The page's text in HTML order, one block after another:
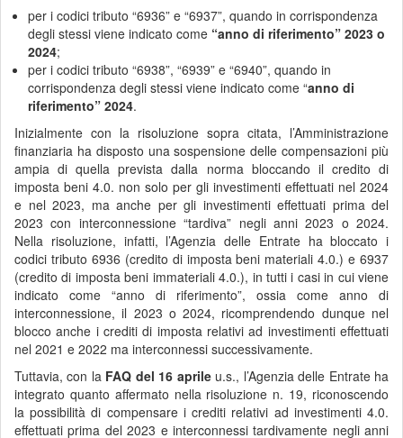
per i codici tributo “6936” e “6937”, quando in corrispondenza
degli stessi viene indicato come “anno di riferimento” 2023 o
2024;
per i codici tributo “6938”, “6939” e “6940”, quando in
corrispondenza degli stessi viene indicato come “anno di
riferimento” 2024.
Inizialmente con la risoluzione sopra citata, l’Amministrazione
finanziaria ha disposto una sospensione delle compensazioni più
ampia di quella prevista dalla norma bloccando il credito di
imposta beni 4.0. non solo per gli investimenti effettuati nel 2024
e nel 2023, ma anche per gli investimenti effettuati prima del
2023 con interconnessione “tardiva” negli anni 2023 o 2024.
Nella risoluzione, infatti, l’Agenzia delle Entrate ha bloccato i
codici tributo 6936 (credito di imposta beni materiali 4.0.) e 6937
(credito di imposta beni immateriali 4.0.), in tutti i casi in cui viene
indicato come “anno di riferimento”, ossia come anno di
interconnessione, il 2023 o 2024, ricomprendendo dunque nel
blocco anche i crediti di imposta relativi ad investimenti effettuati
nel 2021 e 2022 ma interconnessi successivamente.
Tuttavia, con la FAQ del 16 aprileu.s., l’Agenzia delle Entrate ha
integrato quanto affermato nella risoluzione n. 19, riconoscendo
la possibilità di compensare i crediti relativi ad investimenti 4.0.
effettuati prima del 2023 e interconnessi tardivamente negli anni